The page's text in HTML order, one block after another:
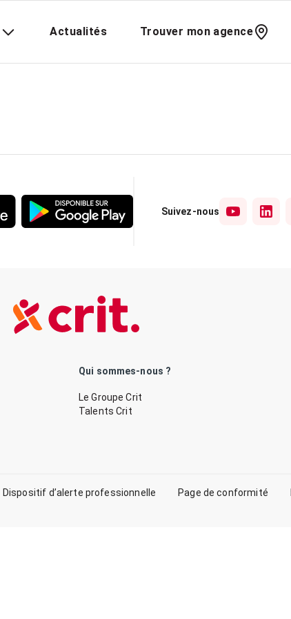
Actualités Trouver mon agence
Suivez-nous
Qui sommes-nous ?
Le Groupe Crit
Talents Crit
Dispositif d’alerte professionnelle Page de conformité